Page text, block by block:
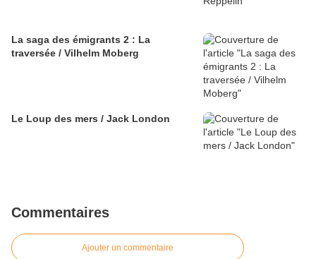
La saga des émigrants 2 : La
traversée / Vilhelm Moberg
Le Loup des mers / Jack London
Commentaires
Ajouter un commentaire